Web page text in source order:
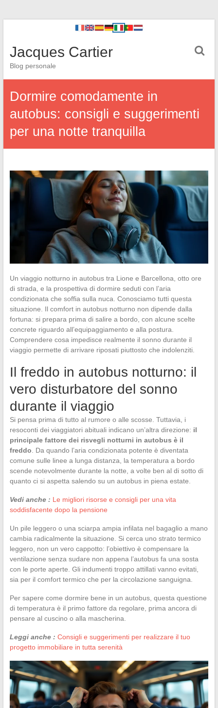
Jacques Cartier
Blog personale
Dormire comodamente in
autobus: consigli e suggerimenti
per una notte tranquilla
Un viaggio notturno in autobus tra Lione e Barcellona, otto ore
di strada, e la prospettiva di dormire seduti con l’aria
condizionata che soffia sulla nuca. Conosciamo tutti questa
situazione. Il comfort in autobus notturno non dipende dalla
fortuna: si prepara prima di salire a bordo, con alcune scelte
concrete riguardo all’equipaggiamento e alla postura.
Comprendere cosa impedisce realmente il sonno durante il
viaggio permette di arrivare riposati piuttosto che indolenziti.
Il freddo in autobus notturno: il
vero disturbatore del sonno
durante il viaggio
Si pensa prima di tutto al rumore o alle scosse. Tuttavia, i
resoconti dei viaggiatori abituali indicano un’altra direzione: il
principale fattore dei risvegli notturni in autobus è il
freddo . Da quando l’aria condizionata potente è diventata
comune sulle linee a lunga distanza, la temperatura a bordo
scende notevolmente durante la notte, a volte ben al di sotto di
quanto ci si aspetta salendo su un autobus in piena estate.
Vedi anche : Le migliori risorse e consigli per una vita
soddisfacente dopo la pensione
Un pile leggero o una sciarpa ampia infilata nel bagaglio a mano
cambia radicalmente la situazione. Si cerca uno strato termico
leggero, non un vero cappotto: l’obiettivo è compensare la
ventilazione senza sudare non appena l’autobus fa una sosta
con le porte aperte. Gli indumenti troppo attillati vanno evitati,
sia per il comfort termico che per la circolazione sanguigna.
Per sapere come dormire bene in un autobus, questa questione
di temperatura è il primo fattore da regolare, prima ancora di
pensare al cuscino o alla mascherina.
Leggi anche : Consigli e suggerimenti per realizzare il tuo
progetto immobiliare in tutta serenità